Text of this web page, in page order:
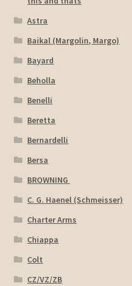
Astra
Baikal (Margolin, Margo)
Bayard
Beholla
Benelli
Beretta
Bernardelli
Bersa
BROWNING
C. G. Haenel (Schmeisser)
Charter Arms
Chiappa
Colt
CZ/VZ/ZB